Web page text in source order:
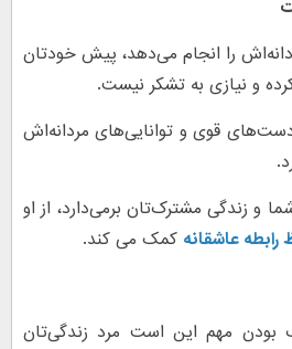
را انجام می‌دهد، پیش خودتان
و نیازی به تشکر نیست.
دست‌های قوی و توانایی‌های مردانه‌اش
و زندگی مشترک‌تان برمی‌دارد، از او
عاشقانه کمک می کند.
بودن مهم این است مرد زندگی‌تان